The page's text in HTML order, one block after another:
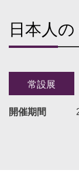
日本人
常設展
開催期間